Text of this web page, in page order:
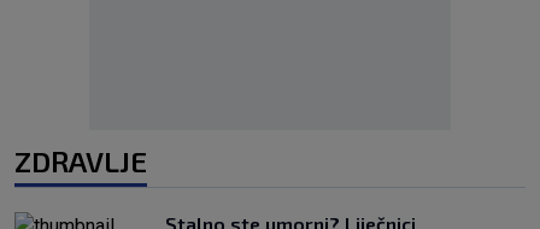
ZDRAVLJE
Stalno ste umorni? Liječnici